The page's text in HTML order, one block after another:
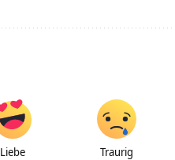
Liebe Traurig